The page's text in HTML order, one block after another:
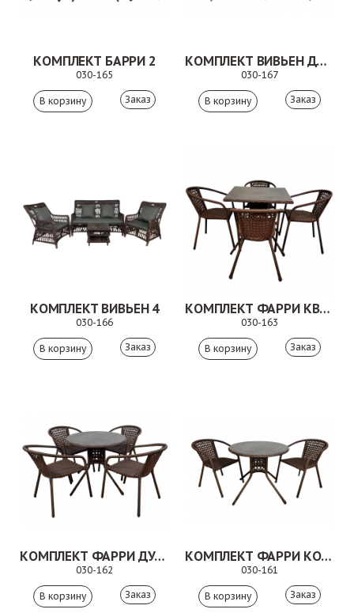
КОМПЛЕКТ БАРРИ 2
030-165
Заказ
КОМПЛЕКТ ВИВЬЕН ДУО 2
030-167
Заказ
КОМПЛЕКТ ВИВЬЕН 4
030-166
Заказ
КОМПЛЕКТ ФАРРИ КВАДРО КОРИЧНЕВЫЙ
030-163
Заказ
КОМПЛЕКТ ФАРРИ ДУО КОРИЧНЕВЫЙ
030-162
Заказ
КОМПЛЕКТ ФАРРИ КОРИЧНЕВЫЙ
030-161
Заказ